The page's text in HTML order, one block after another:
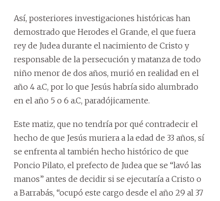
Así, posteriores investigaciones históricas han
demostrado que Herodes el Grande, el que fuera
rey de Judea durante el nacimiento de Cristo y
responsable de la persecución y matanza de todo
niño menor de dos años, murió en realidad en el
año 4 a.C, por lo que Jesús habría sido alumbrado
en el año 5 o 6 a.C, paradójicamente.
Este matiz, que no tendría por qué contradecir el
hecho de que Jesús muriera a la edad de 33 años, sí
se enfrenta al también hecho histórico de que
Poncio Pilato, el prefecto de Judea que se “lavó las
manos” antes de decidir si se ejecutaría a Cristo o
a Barrabás, “ocupó este cargo desde el año 29 al 37